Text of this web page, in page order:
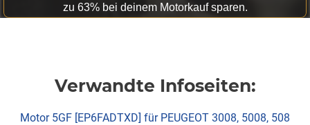
zu 63% bei deinem Motorkauf sparen.
Verwandte Infoseiten:
Motor 5GF [EP6FADTXD] für PEUGEOT 3008, 5008, 508